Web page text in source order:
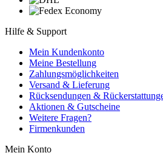
Hilfe & Support
Mein Kundenkonto
Meine Bestellung
Zahlungsmöglichkeiten
Versand & Lieferung
Rücksendungen &
Aktionen & Gutscheine
Weitere Fragen?
Firmenkunden
Mein Konto